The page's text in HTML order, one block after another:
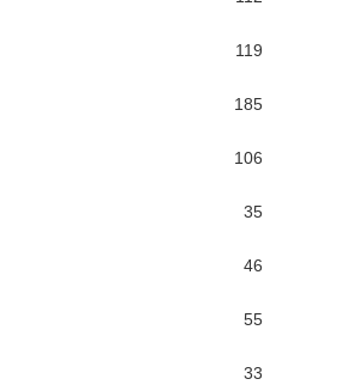
119
185
106
35
46
55
33